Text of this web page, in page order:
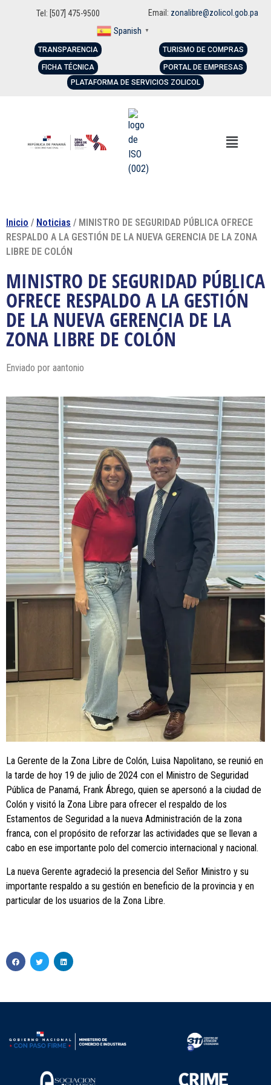
Tel: [507] 475-9500 Email: zonalibre@zolicol.gob.pa
Spanish ▼
TRANSPARENCIA
FICHA TÉCNICA
TURISMO DE COMPRAS
PORTAL DE EMPRESAS
PLATAFORMA DE SERVICIOS ZOLICOL
Inicio / Noticias / MINISTRO DE SEGURIDAD PÚBLICA OFRECE
RESPALDO A LA GESTIÓN DE LA NUEVA GERENCIA DE LA ZONA
LIBRE DE COLÓN
MINISTRO DE SEGURIDAD PÚBLICA
OFRECE RESPALDO A LA GESTIÓN
DE LA NUEVA GERENCIA DE LA
ZONA LIBRE DE COLÓN
Enviado por aantonio
La Gerente de la Zona Libre de Colón, Luisa Napolitano, se reunió en
la tarde de hoy 19 de julio de 2024 con el Ministro de Seguridad
Pública de Panamá, Frank Ábrego, quien se apersonó a la ciudad de
Colón y visitó la Zona Libre para ofrecer el respaldo de los
Estamentos de Seguridad a la nueva Administración de la zona
franca, con el propósito de reforzar las actividades que se llevan a
cabo en ese importante polo del comercio internacional y nacional.
La nueva Gerente agradeció la presencia del Señor Ministro y su
importante respaldo a su gestión en beneficio de la provincia y en
particular de los usuarios de la Zona Libre.